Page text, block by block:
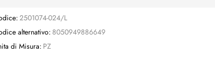
2501074-024/L
alternativo: 8050949886649
di Misura: PZ